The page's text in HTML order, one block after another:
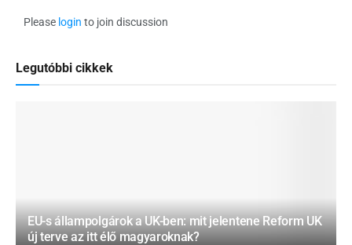
Please login to join discussion
Legutóbbi cikkek
EU-s állampolgárok a UK-ben: mit jelentene Reform UK
új terve az itt élő magyaroknak?